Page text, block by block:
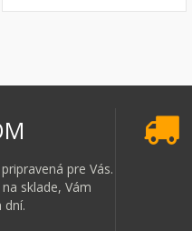
pre Vás.
sklade, Vám
dní.